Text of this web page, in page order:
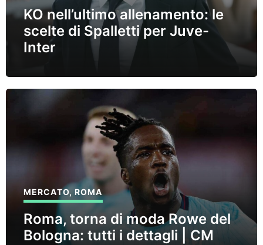
KO nell’ultimo allenamento: le
scelte di Spalletti per Juve-
Inter
MERCATO, ROMA
Roma, torna di moda Rowe del
Bologna: tutti i dettagli | CM